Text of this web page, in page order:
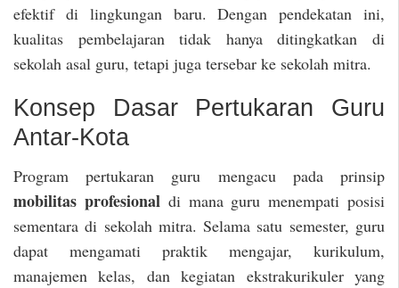
efektif di lingkungan baru. Dengan pendekatan ini,
kualitas pembelajaran tidak hanya ditingkatkan di
sekolah asal guru, tetapi juga tersebar ke sekolah mitra.
Konsep Dasar Pertukaran Guru
Antar-Kota
Program pertukaran guru mengacu pada prinsip
mobilitas profesional di mana guru menempati posisi
sementara di sekolah mitra. Selama satu semester, guru
dapat mengamati praktik mengajar, kurikulum,
manajemen kelas, dan kegiatan ekstrakurikuler yang